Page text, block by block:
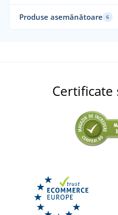
Produse asemănătoare 6
Lenjerie de pat